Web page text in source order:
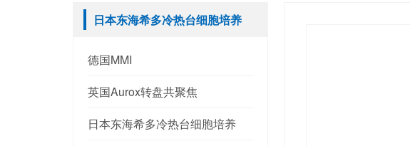
日本东海希多冷热台细胞培养
德国MMI
英国Aurox转盘共聚焦
日本东海希多冷热台细胞培养